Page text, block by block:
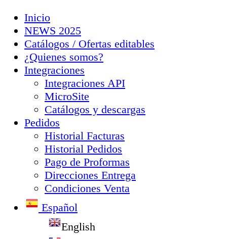
Inicio
NEWS 2025
Catálogos / Ofertas editables
¿Quienes somos?
Integraciones
Integraciones API
MicroSite
Catálogos y descargas
Pedidos
Historial Facturas
Historial Pedidos
Pago de Proformas
Direcciones Entrega
Condiciones Venta
Español
English